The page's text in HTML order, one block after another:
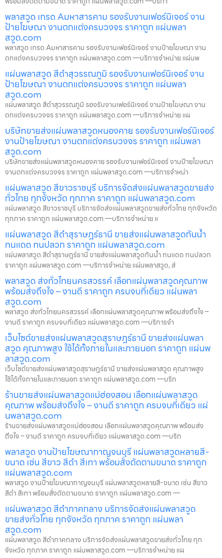
พลาสวูด เกรด Aมหาสารคาม รองรับงานเฟอร์นิเจอร์ งาน
ป้ายโฆษณา งานตกแต่งครบวงจร ราคาถูก แผ่นพลา
สวูด.com
พลาสวูด เกรด Aมหาสารคาม รองรับงานเฟอร์นิเจอร์ งานป้ายโฆษณา งาน
ตกแต่งครบวงจร ราคาถูก แผ่นพลาสวูด.com —บริการจำหน่าย แผ่นพ
แผ่นพลาสวูด สีดำสุวรรณภูมิ รองรับงานเฟอร์นิเจอร์ งาน
ป้ายโฆษณา งานตกแต่งครบวงจร ราคาถูก แผ่นพลา
สวูด.com
แผ่นพลาสวูด สีดำสุวรรณภูมิ รองรับงานเฟอร์นิเจอร์ งานป้ายโฆษณา งาน
ตกแต่งครบวงจร ราคาถูก แผ่นพลาสวูด.com —บริการจำหน่าย แผ
บริษัทขายส่งแผ่นพลาสวูดหนองคาย รองรับงานเฟอร์นิเจอร์
งานป้ายโฆษณา งานตกแต่งครบวงจร ราคาถูก แผ่นพลา
สวูด.com
บริษัทขายส่งแผ่นพลาสวูดหนองคาย รองรับงานเฟอร์นิเจอร์ งานป้ายโฆษณา
งานตกแต่งครบวงจร ราคาถูก แผ่นพลาสวูด.com —บริการจำหน่า
แผ่นพลาสวูด สีขาวราชบุรี บริการจัดส่งแผ่นพลาสวูดขายส่ง
ทั่วไทย ทุกจังหวัด ทุกภาค ราคาถูก แผ่นพลาสวูด.com
แผ่นพลาสวูด สีขาวราชบุรี บริการจัดส่งแผ่นพลาสวูดขายส่งทั่วไทย ทุกจังหวัด
ทุกภาค ราคาถูก แผ่นพลาสวูด.com —บริการจำหน่าย แ
แผ่นพลาสวูด สีดำสุราษฎร์ธานี ขายส่งแผ่นพลาสวูดกันน้ำ
ทนแดด ทนปลวก ราคาถูก แผ่นพลาสวูด.com
แผ่นพลาสวูด สีดำสุราษฎร์ธานี ขายส่งแผ่นพลาสวูดกันน้ำ ทนแดด ทนปลวก
ราคาถูก แผ่นพลาสวูด.com —บริการจำหน่าย แผ่นพลาสวูด, ส่
พลาสวูด ส่งทั่วไทยนครสวรรค์ เลือกแผ่นพลาสวูดคุณภาพ
พร้อมส่งถึงใจ – งานดี ราคาถูก ครบจบที่เดียว แผ่นพลา
สวูด.com
พลาสวูด ส่งทั่วไทยนครสวรรค์ เลือกแผ่นพลาสวูดคุณภาพ พร้อมส่งถึงใจ –
งานดี ราคาถูก ครบจบที่เดียว แผ่นพลาสวูด.com —บริการจำ
เว็บไซต์ขายส่งแผ่นพลาสวูดสุราษฎร์ธานี ขายส่งแผ่นพลา
สวูด คุณภาพสูง ใช้ได้ทั้งภายในและภายนอก ราคาถูก แผ่นพ
ลาสวูด.com
เว็บไซต์ขายส่งแผ่นพลาสวูดสุราษฎร์ธานี ขายส่งแผ่นพลาสวูด คุณภาพสูง
ใช้ได้ทั้งภายในและภายนอก ราคาถูก แผ่นพลาสวูด.com —บริก
ร้านขายส่งแผ่นพลาสวูดแม่ฮ่องสอน เลือกแผ่นพลาสวูด
คุณภาพ พร้อมส่งถึงใจ – งานดี ราคาถูก ครบจบที่เดียว แผ่
นพลาสวูด.com
ร้านขายส่งแผ่นพลาสวูดแม่ฮ่องสอน เลือกแผ่นพลาสวูดคุณภาพ พร้อมส่ง
ถึงใจ – งานดี ราคาถูก ครบจบที่เดียว แผ่นพลาสวูด.com —บริก
พลาสวูด งานป้ายโฆษณากาญจนบุรี แผ่นพลาสวูดหลายสี-
ขนาด เช่น สีขาว สีดำ สีเทา พร้อมสั่งตัดตามขนาด ราคาถูก
แผ่นพลาสวูด.com
พลาสวูด งานป้ายโฆษณากาญจนบุรี แผ่นพลาสวูดหลายสี-ขนาด เช่น สีขาว
สีดำ สีเทา พร้อมสั่งตัดตามขนาด ราคาถูก แผ่นพลาสวูด.com —
แผ่นพลาสวูด สีดำภาคกลาง บริการจัดส่งแผ่นพลาสวูด
ขายส่งทั่วไทย ทุกจังหวัด ทุกภาค ราคาถูก แผ่นพลา
สวูด.com
แผ่นพลาสวูด สีดำภาคกลาง บริการจัดส่งแผ่นพลาสวูดขายส่งทั่วไทย ทุก
จังหวัด ทุกภาค ราคาถูก แผ่นพลาสวูด.com —บริการจำหน่าย แผ